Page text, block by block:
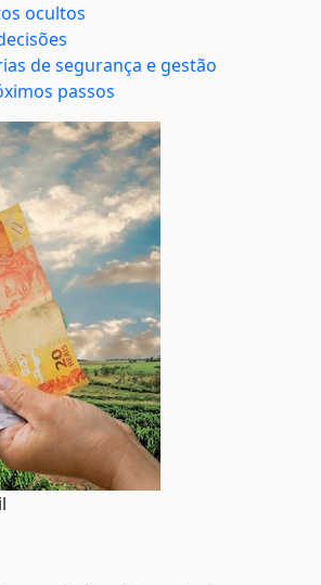
ocultos
de segurança e gestão
passos